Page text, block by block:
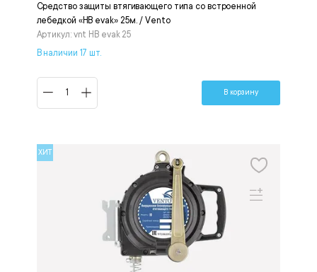
Средство защиты втягивающего типа со встроенной
лебедкой «НВ evak» 25м. / Vento
Артикул: vnt HB evak 25
В наличии 17 шт.
В корзину
ХИТ